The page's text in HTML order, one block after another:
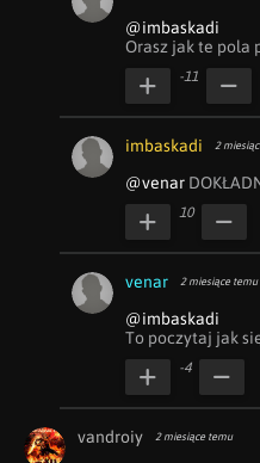
@imbaskadi
Orasz jak te pola
-11
imbaskadi 2
@venar
10
venar 2 miesiące temu
@imbaskadi
To poczytaj jak
-4
vandroiy 2 miesiące temu